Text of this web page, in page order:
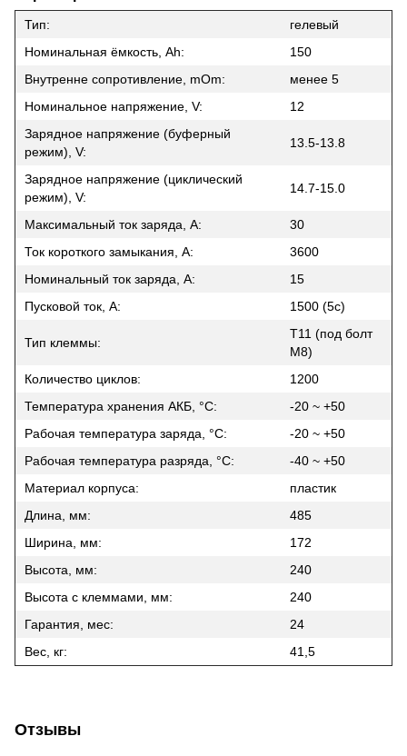
Тип:
гелевый
Номинальная ёмкость, Ah:
150
Внутренне сопротивление, mOm:
менее 5
Номинальное напряжение, V:
12
Зарядное напряжение (буферный
режим), V:
13.5-13.8
Зарядное напряжение (циклический
режим), V:
14.7-15.0
Максимальный ток заряда, A:
30
Ток короткого замыкания, A:
3600
Номинальный ток заряда, A:
15
Пусковой ток, А:
1500 (5с)
Тип клеммы:
T11 (под болт
М8)
Количество циклов:
1200
Температура хранения АКБ, °C:
-20 ~ +50
Рабочая температура заряда, °C:
-20 ~ +50
Рабочая температура разряда, °C:
-40 ~ +50
Материал корпуса:
пластик
Длина, мм:
485
Ширина, мм:
172
Высота, мм:
240
Высота с клеммами, мм:
240
Гарантия, мес:
24
Вес, кг:
41,5
Отзывы